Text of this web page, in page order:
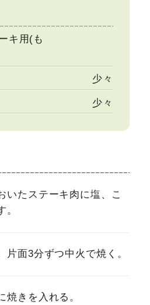
キ用(も
少々
少々
いたステーキ肉に塩、こ
。
片面3分ずつ中火で焼く。
焼きを入れる。